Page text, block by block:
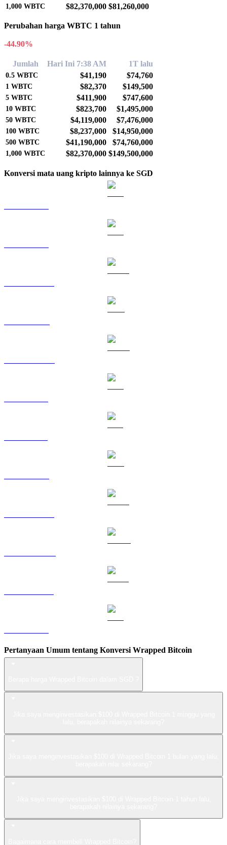
1,000 WBTC $82,370,000 $81,260,000
Perubahan harga WBTC 1 tahun
-44.90%
Jumlah Hari Ini 7:38 AM 1T lalu
0.5 WBTC $41,190 $74,760
1 WBTC $82,370 $149,500
5 WBTC $411,900 $747,600
10 WBTC $823,700 $1,495,000
50 WBTC $4,119,000 $7,476,000
100 WBTC $8,237,000 $14,950,000
500 WBTC $41,190,000 $74,760,000
1,000 WBTC $82,370,000 $149,500,000
Konversi mata uang kripto lainnya ke SGD
Pertanyaan Umum tentang Konversi Wrapped Bitcoin